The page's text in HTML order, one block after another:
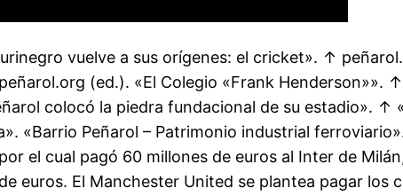
vuelve a sus orígenes: el cricket». ↑
(ed.). «El Colegio «Frank Henderson»».
colocó la piedra fundacional de su estadio». ↑
«Barrio Peñarol – Patrimonio industrial
el cual pagó 60 millones de euros al Inter de
euros. El Manchester United se plantea pagar los